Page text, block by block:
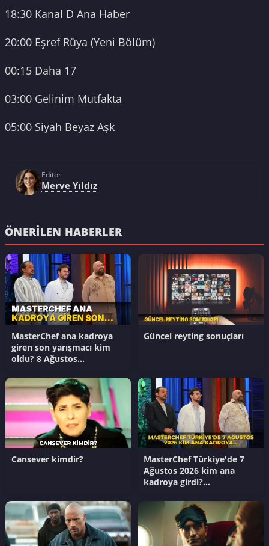
18:30 Kanal D Ana Haber
20:00 Eşref Rüya (Yeni Bölüm)
00:15 Daha 17
03:00 Gelinim Mutfakta
05:00 Siyah Beyaz Aşk
Editör
Merve Yıldız
ÖNERILEN HABERLER
MasterChef ana kadroya
giren son yarışmacı kim
oldu? 8 Ağustos
giren 20. yarışmacı kim?
Güncel reyting sonuçları
Cansever kimdir?
MasterChef Türkiye'de 7
Ağustos 2026 kim ana
kadroya girdi?
kazandı?